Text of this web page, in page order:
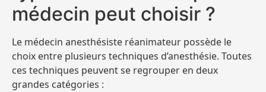
médecin peut choisir ?
Le médecin anesthésiste réanimateur possède le
choix entre plusieurs techniques d’anesthésie. Toutes
ces techniques peuvent se regrouper en deux
grandes catégories :